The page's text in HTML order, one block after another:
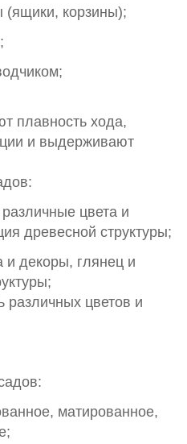
корзины);
плавность хода,
и выдерживают
цвета и
древесной структуры;
декоры, глянец и
цветов и
матированное,